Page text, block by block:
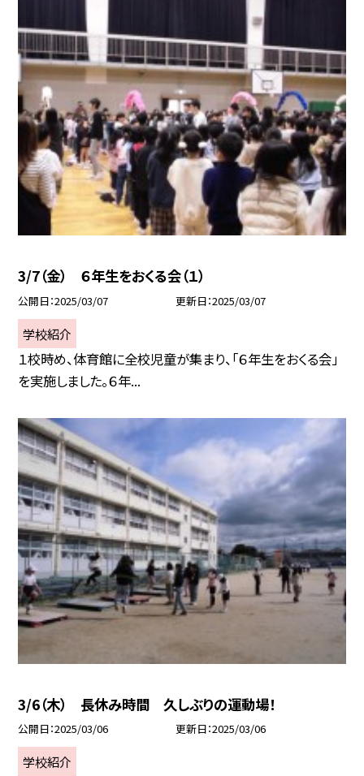
3/7（金） ６年生をおくる会（１）
公開日 2025/03/07 更新日 2025/03/07
学校紹介
１校時め、体育館に全校児童が集まり、「６年生をおくる会」
を実施しました。６年...
3/6（木） 長休み時間 久しぶりの運動場！
公開日 2025/03/06 更新日 2025/03/06
学校紹介